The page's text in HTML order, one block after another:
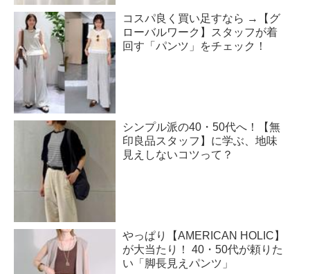
コスパ良く買い足すなら →【グ
ローバルワーク】スタッフが着
回す「パンツ」をチェック！
シンプル派の40・50代へ！【無
印良品スタッフ】に学ぶ、地味
見えしないコツって？
やっぱり【AMERICAN HOLIC】
が大当たり！ 40・50代が頼りた
い「脚長見えパンツ」